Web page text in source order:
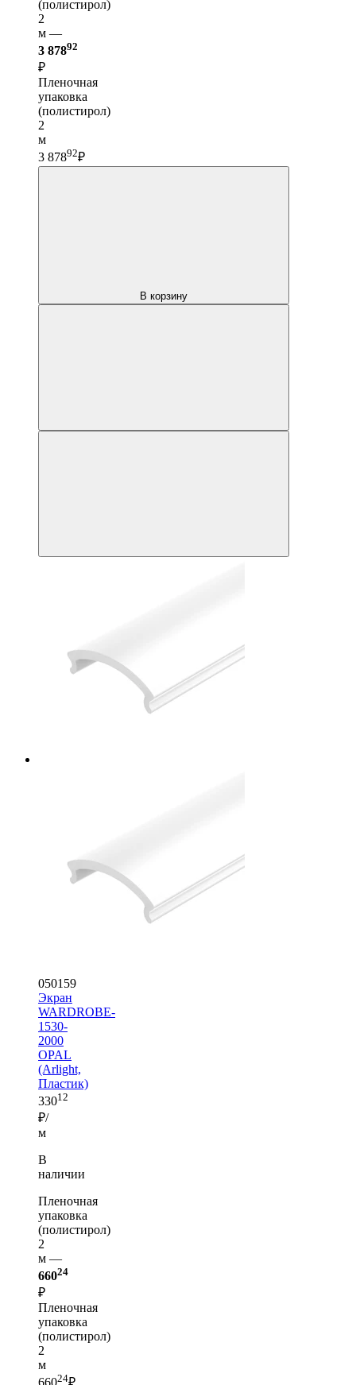
(полистирол)
2
м —
3 87892
₽
Пленочная
упаковка
(полистирол)
2
м
3 87892₽
В корзину
050159
Экран
WARDROBE-
1530-
2000
OPAL
(Arlight,
Пластик)
33012
₽/
м
В
наличии
Пленочная
упаковка
(полистирол)
2
м —
66024
₽
Пленочная
упаковка
(полистирол)
2
м
24